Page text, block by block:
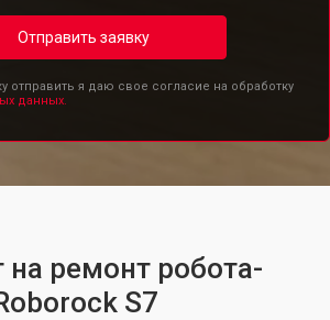
Отправить заявку
отправить я даю свое согласие на обработку
данных.
на ремонт робота-
S7